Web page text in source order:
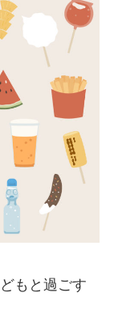
もと過ごす